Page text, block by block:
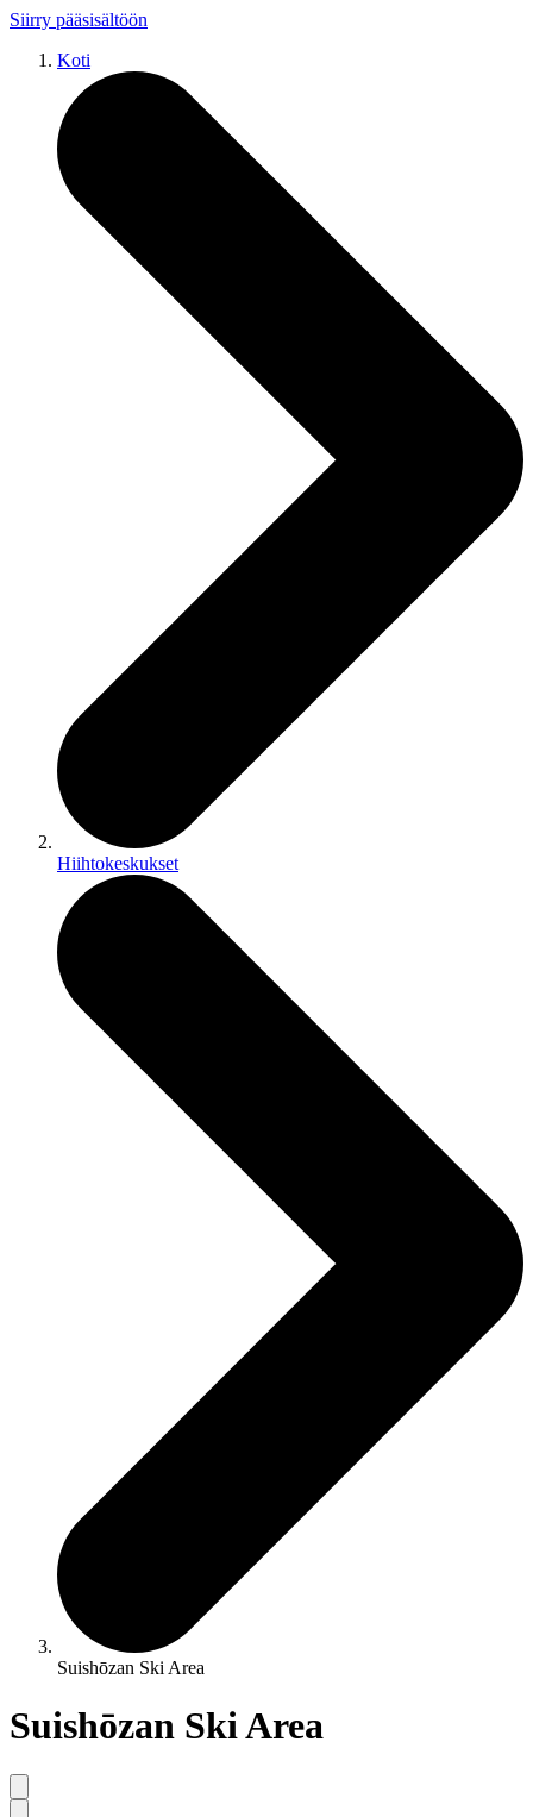
Siirry pääsisältöön
Koti
Hiihtokeskukset
Suishōzan Ski Area
Suishōzan Ski Area